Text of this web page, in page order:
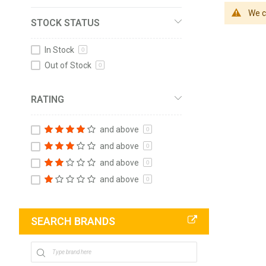
We
STOCK STATUS
In Stock 0
Out of Stock 0
RATING
and above 0
and above 0
and above 0
and above 0
SEARCH BRANDS